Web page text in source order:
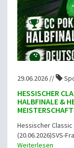
29.06.2026 //
HESSISCHER
HALBFINALE &
Hessischer Classic
(20.06.2026)SVS-
Weiterlesen